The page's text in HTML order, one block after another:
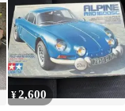
¥2,600